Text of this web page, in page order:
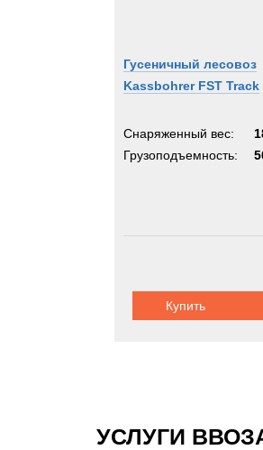
Гусеничный лесовоз
Kassbohrer FST Track
Снаряженный вес:
Грузоподъемность:
Купить
УСЛУГИ